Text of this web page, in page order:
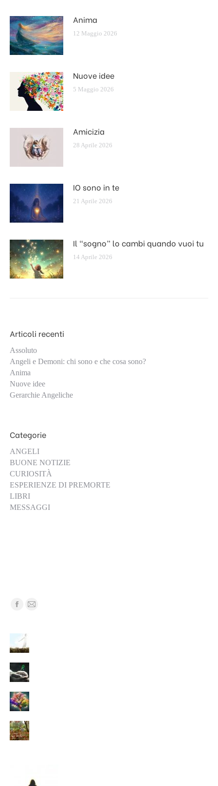
Anima
12 Maggio 2026
Nuove idee
5 Maggio 2026
Amicizia
28 Aprile 2026
IO sono in te
21 Aprile 2026
Il “sogno” lo cambi quando vuoi tu
14 Aprile 2026
Articoli recenti
Assoluto
Angeli e Demoni: chi sono e che cosa sono?
Anima
Nuove idee
Gerarchie Angeliche
Categorie
ANGELI
BUONE NOTIZIE
CURIOSITÀ
ESPERIENZE DI PREMORTE
LIBRI
MESSAGGI